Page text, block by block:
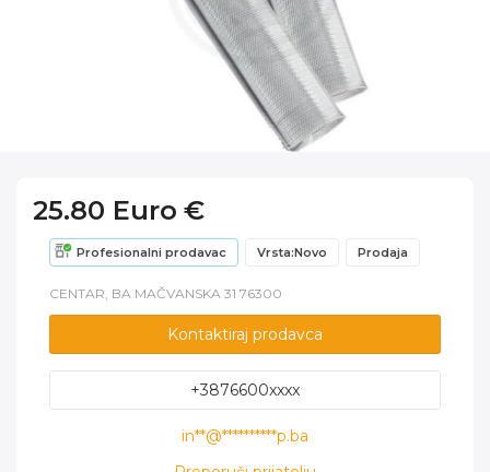
25.80 Euro €
Profesionalni prodavac Vrsta:Novo Prodaja
CENTAR, BA MAČVANSKA 31 76300
Kontaktiraj prodavca
+3876600xxxx
in**@**********p.ba